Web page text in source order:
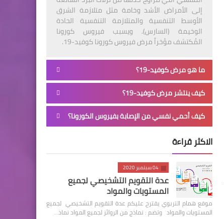
إلى الأمراض الأشد وخامة مثل متلازمة الشرق
الأوسط التنفسية والمتلازمة التنفسية الحادة
الوخيمة (السارس). ويسبب فيروس كورونا
المُكتشف مؤخراً مرض فيروس كورونا كوفيد-19.
ما هو مرض كوفيد-19؟
كيف ينتشر مرض كوفيد-19؟
كيف أحمي نفسي من الإصابة بفيروس الكورونا؟
الاكثر قراءة
04 سبتمبر 2020
عدة التقويم التشخيصي لجميع
المستويات والمواد
موقع همام التربوي يقترح عليكم عدة التقويم التشخيصي لجميع
المستويات والمواد وتضم : نماذج من الروائز لجميع المواد نماذ…